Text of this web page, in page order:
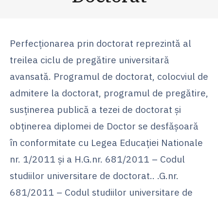
Perfecționarea prin doctorat reprezintă al
treilea ciclu de pregătire universitară
avansată. Programul de doctorat, colocviul de
admitere la doctorat, programul de pregătire,
susținerea publică a tezei de doctorat și
obținerea diplomei de Doctor se desfășoară
în conformitate cu Legea Educației Nationale
nr. 1/2011 și a H.G.nr. 681/2011 – Codul
studiilor universitare de doctorat.. .G.nr.
681/2011 – Codul studiilor universitare de